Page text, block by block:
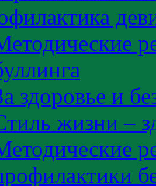
здоровье и
жизни –